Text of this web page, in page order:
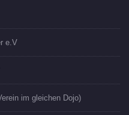
e.V
im gleichen Dojo)